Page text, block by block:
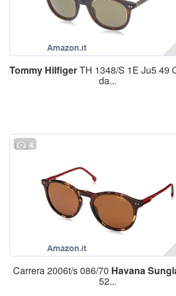
Tommy HilfigerTH 1348/S 1E Ju5 49
da...
4
Carrera 2006t/s 086/70 Havana
52...